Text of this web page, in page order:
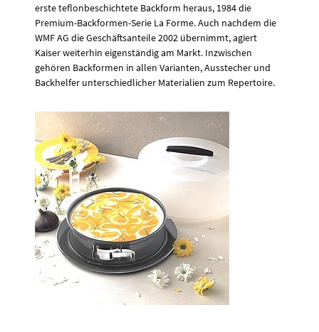
erste teflonbeschichtete Backform heraus, 1984 die
Premium-Backformen-Serie La Forme. Auch nachdem die
WMF AG die Geschäftsanteile 2002 übernimmt, agiert
Kaiser weiterhin eigenständig am Markt. Inzwischen
gehören Backformen in allen Varianten, Ausstecher und
Backhelfer unterschiedlicher Materialien zum Repertoire.